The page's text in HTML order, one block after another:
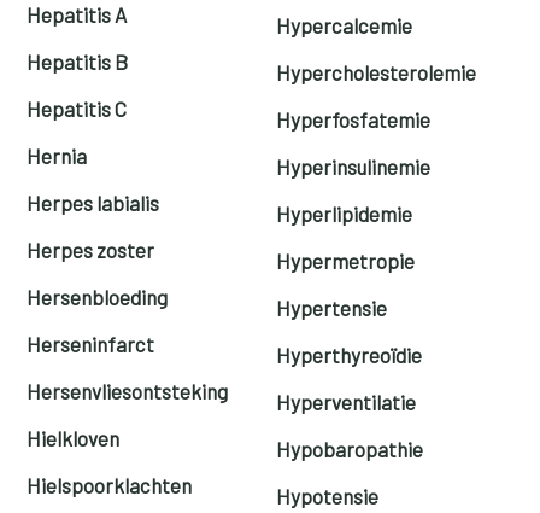
Hepatitis A
Hepatitis B
Hepatitis C
Hernia
Herpes labialis
Herpes zoster
Hersenbloeding
Herseninfarct
Hersenvliesontsteking
Hielkloven
Hielspoorklachten
Hypercalcemie
Hypercholesterolemie
Hyperfosfatemie
Hyperinsulinemie
Hyperlipidemie
Hypermetropie
Hypertensie
Hyperthyreoïdie
Hyperventilatie
Hypobaropathie
Hypotensie